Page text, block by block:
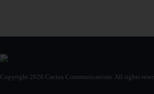
Copyright 2026 Cactus Communications. All rights